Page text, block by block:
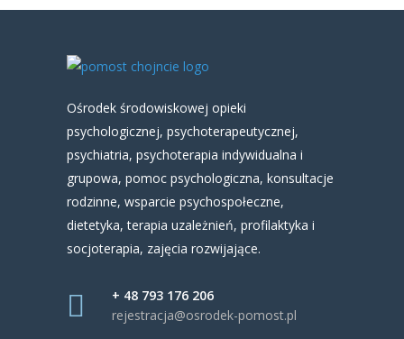
Ośrodek środowiskowej opieki
psychologicznej, psychoterapeutycznej,
psychiatria, psychoterapia indywidualna i
grupowa, pomoc psychologiczna, konsultacje
rodzinne, wsparcie psychospołeczne,
dietetyka, terapia uzależnień, profilaktyka i
socjoterapia, zajęcia rozwijające.
+ 48 793 176 206
rejestracja@osrodek-pomost.pl